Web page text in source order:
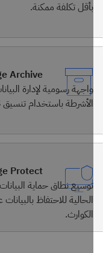
بأقل تكلفة ممكنة.
Archive
واجهة رسومية لإدارة
الأشرطة باستخدام تنسيق LTFS.
Protect
توسيع نطاق حماية البيانات
الحالية للاحتفاظ
الكوارث.